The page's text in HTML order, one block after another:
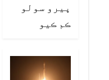
ڀيرو سولو
ڪم ڪيو